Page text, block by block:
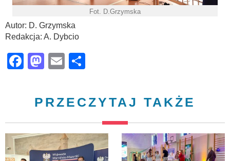
Fot. D.Grzymska
Autor: D. Grzymska
Redakcja: A. Dybcio
Facebook
Mastodon
Email
PRZECZYTAJ TAKŻE